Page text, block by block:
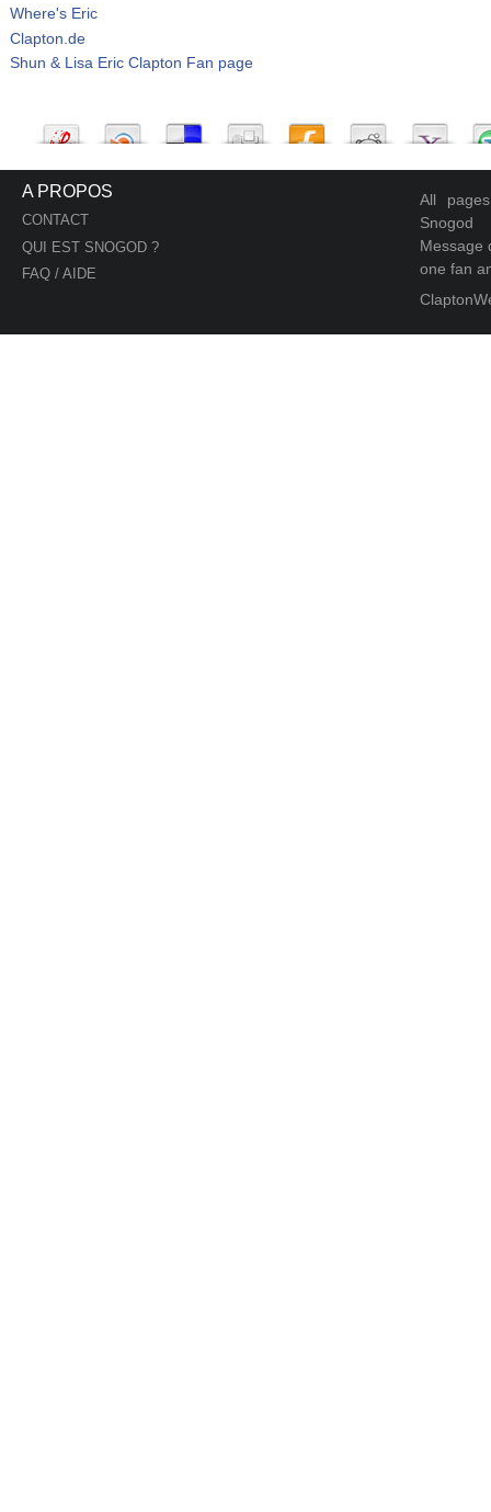
Where's Eric
Clapton.de
Shun & Lisa Eric Clapton Fan page
A PROPOS
CONTACT
QUI EST SNOGOD ?
FAQ / AIDE
All
Snogod
Message
one fan